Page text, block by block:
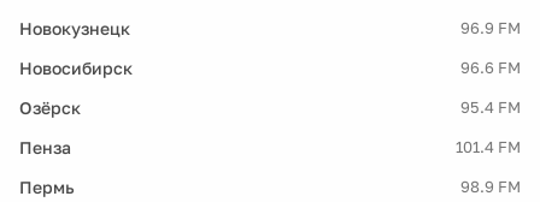
Новокузнецк 96.9 FM
Новосибирск 96.6 FM
Озёрск 95.4 FM
Пенза 101.4 FM
Пермь 98.9 FM